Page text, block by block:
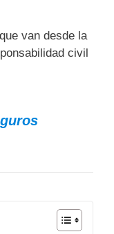
van desde la
civil